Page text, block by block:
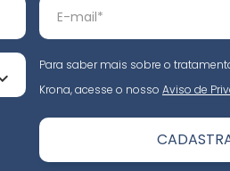
Para saber mais sobre o
Krona, acesse o nosso Aviso de